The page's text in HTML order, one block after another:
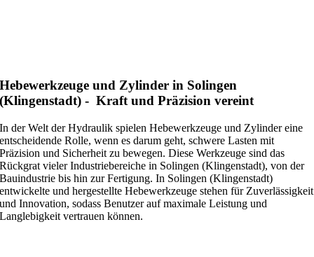
Hebewerkzeuge und Zylinder in Solingen
(Klingenstadt) - Kraft und Präzision vereint
In der Welt der Hydraulik spielen Hebewerkzeuge und Zylinder eine
entscheidende Rolle, wenn es darum geht, schwere Lasten mit
Präzision und Sicherheit zu bewegen. Diese Werkzeuge sind das
Rückgrat vieler Industriebereiche in Solingen (Klingenstadt), von der
Bauindustrie bis hin zur Fertigung. In Solingen (Klingenstadt)
entwickelte und hergestellte Hebewerkzeuge stehen für Zuverlässigkeit
und Innovation, sodass Benutzer auf maximale Leistung und
Langlebigkeit vertrauen können.